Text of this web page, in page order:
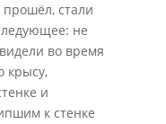
стали
не
во время
крысу,
и
к стенке